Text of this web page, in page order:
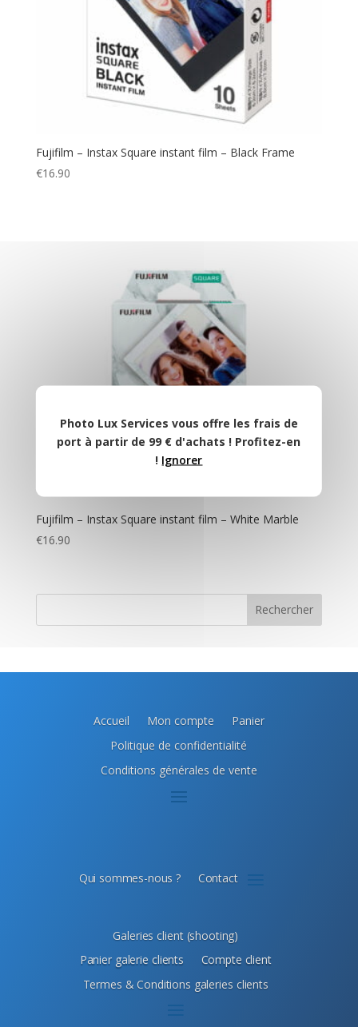
Photo Lux Services vous offre les frais de
port à partir de 99 € d'achats ! Profitez-en
! Ignorer
Fujifilm – Instax Square instant film – Black Frame
€16.90
Fujifilm – Instax Square instant film – White Marble
€16.90
Rechercher
Accueil Mon compte
Panier
Politique de confidentialité
Conditions générales de vente
Qui sommes-nous ? Contact
Galeries client (shooting)
Panier galerie clients Compte client
Termes & Conditions galeries clients